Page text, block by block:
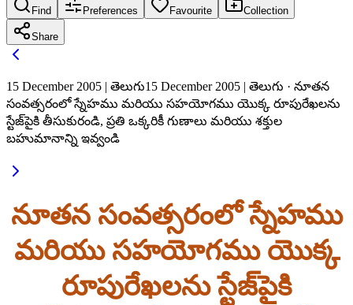
Find Preferences Favourite Collection
Share
15 December 2005 | తెలుగు15 December 2005 | తెలుగు · నూతన
సంవత్సరంలో స్నేహము మరియు సహయోగము యొక్క రూపురేఖలను
స్టేజ్‌పైకి తీసుకురండి, ప్రతి ఒక్కరికీ గుణాలు మరియు శక్తుల
బహుమానాన్ని ఇవ్వండి
నూతన సంవత్సరంలో స్నేహము
మరియు సహయోగము యొక్క
రూపురేఖలను స్టేజ్‌పైకి